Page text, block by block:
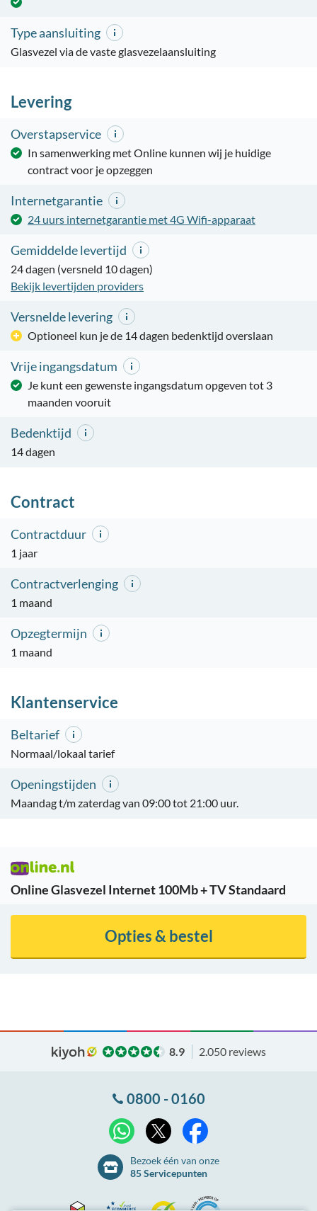
Type aansluiting
Glasvezel via de vaste glasvezelaansluiting
Levering
Overstapservice
In samenwerking met Online kunnen wij je huidige
contract voor je opzeggen
Internetgarantie
24 uurs internetgarantie met 4G Wifi-apparaat
Gemiddelde levertijd
24 dagen (versneld 10 dagen)
Bekijk levertijden providers
Versnelde levering
Optioneel kun je de 14 dagen bedenktijd overslaan
Vrije ingangsdatum
Je kunt een gewenste ingangsdatum opgeven tot 3
maanden vooruit
Bedenktijd
14 dagen
Contract
Contractduur
1 jaar
Contractverlenging
1 maand
Opzegtermijn
1 maand
Klantenservice
Beltarief
Normaal/lokaal tarief
Openingstijden
Maandag t/m zaterdag van 09:00 tot 21:00 uur.
Online Glasvezel Internet 100Mb + TV Standaard
Opties & bestel
8.9 2.050 reviews
0800 - 0160
WhatsApp
Bezoek één van onze
85 Servicepunten